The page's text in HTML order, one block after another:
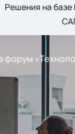
Решения на